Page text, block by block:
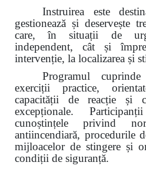
Instruirea este
gestionează și deservește
care, în situații de
independent, cât și
intervenție, la localizarea și
Programul
exerciții practice,
capacității de reacție și
excepționale.
cunoștințele privind
antiincendiară, procedurile
mijloacelor de stingere și
condiții de siguranță.